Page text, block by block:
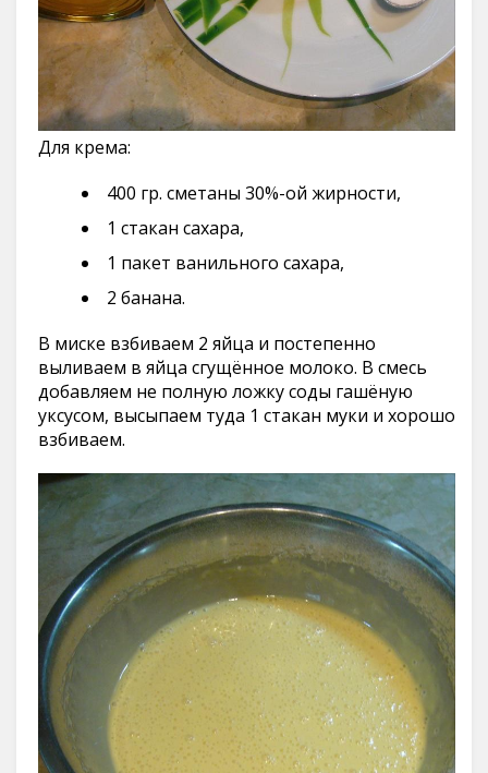
Для крема:
400 гр. сметаны 30%-ой жирности,
1 стакан сахара,
1 пакет ванильного сахара,
2 банана.
В миске взбиваем 2 яйца и постепенно
выливаем в яйца сгущённое молоко. В смесь
добавляем не полную ложку соды гашёную
уксусом, высыпаем туда 1 стакан муки и хорошо
взбиваем.